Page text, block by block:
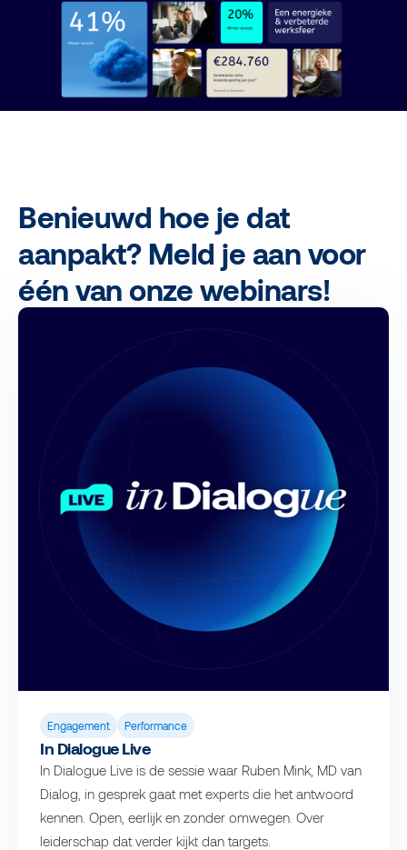
Benieuwd hoe je dat
aanpakt? Meld je aan voor
één van onze webinars!
Engagement Performance
In Dialogue Live
In Dialogue Live is de sessie waar Ruben Mink, MD van
Dialog, in gesprek gaat met experts die het antwoord
kennen. Open, eerlijk en zonder omwegen. Over
leiderschap dat verder kijkt dan targets.